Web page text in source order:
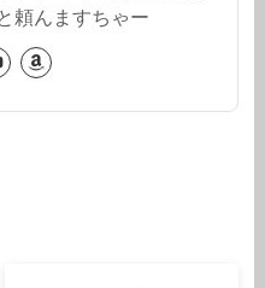
頼んますちゃー